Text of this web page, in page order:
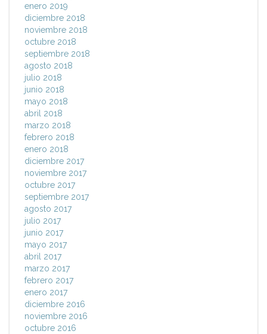
enero 2019
diciembre 2018
noviembre 2018
octubre 2018
septiembre 2018
agosto 2018
julio 2018
junio 2018
mayo 2018
abril 2018
marzo 2018
febrero 2018
enero 2018
diciembre 2017
noviembre 2017
octubre 2017
septiembre 2017
agosto 2017
julio 2017
junio 2017
mayo 2017
abril 2017
marzo 2017
febrero 2017
enero 2017
diciembre 2016
noviembre 2016
octubre 2016